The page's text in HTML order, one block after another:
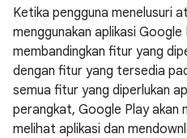
Ketika pengguna menelusuri
menggunakan aplikasi Google
membandingkan fitur yang
dengan fitur yang tersedia
semua fitur yang diperlukan
perangkat, Google Play akan
melihat aplikasi dan